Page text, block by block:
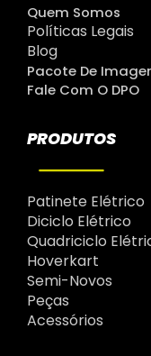
Quem Somos
Políticas Legais
Blog
Pacote De
Fale Com O DPO
PRODUTOS
Patinete Elétrico
Diciclo Elétrico
Quadriciclo
Hoverkart
Semi-Novos
Peças
Acessórios